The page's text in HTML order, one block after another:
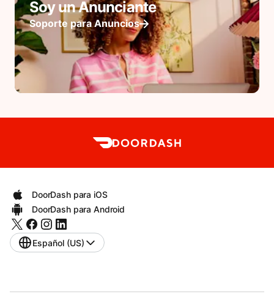
Soy un Anunciante
Soporte para Anuncios
DoorDash para iOS
DoorDash para Android
Español (US)